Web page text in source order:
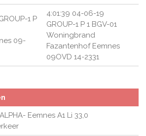
1 P
09-
4:01:39 04-06-19
GROUP-1 P 1 BGV-01
Woningbrand
Fazantenhof Eemnes
09OVD 14-2331
Eemnes A1 Li 33,0